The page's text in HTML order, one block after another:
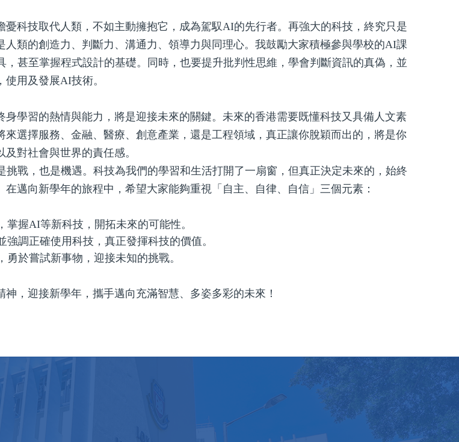
憂科技取代人類，不如主動擁抱它，成為駕馭AI的先行者。再強大的科技，終究只是
人類的創造力、判斷力、溝通力、領導力與同理心。我鼓勵大家積極參與學校的AI課
，甚至掌握程式設計的基礎。同時，也要提升批判性思維，學會判斷資訊的真偽，並
用及發展AI技術。
身學習的熱情與能力，將是迎接未來的關鍵。未來的香港需要既懂科技又具備人文素
來選擇服務、金融、醫療、創意產業，還是工程領域，真正讓你脫穎而出的，將是你
對社會與世界的責任感。
挑戰，也是機遇。科技為我們的學習和生活打開了一扇窗，但真正決定未來的，始終
在邁向新學年的旅程中，希望大家能夠重視「自主、自律、自信」三個元素：
掌握AI等新科技，開拓未來的可能性。
強調正確使用科技，真正發揮科技的價值。
勇於嘗試新事物，迎接未知的挑戰。
，迎接新學年，攜手邁向充滿智慧、多姿多彩的未來！